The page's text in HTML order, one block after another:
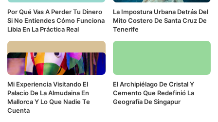
Por Qué Vas A Perder Tu Dinero
Si No Entiendes Cómo Funciona
Libia En La Práctica Real
La Impostura Urbana Detrás Del
Mito Costero De Santa Cruz De
Tenerife
Mi Experiencia Visitando El
Palacio De La Almudaina En
Mallorca Y Lo Que Nadie Te
Cuenta
El Archipiélago De Cristal Y
Cemento Que Redefinió La
Geografía De Singapur